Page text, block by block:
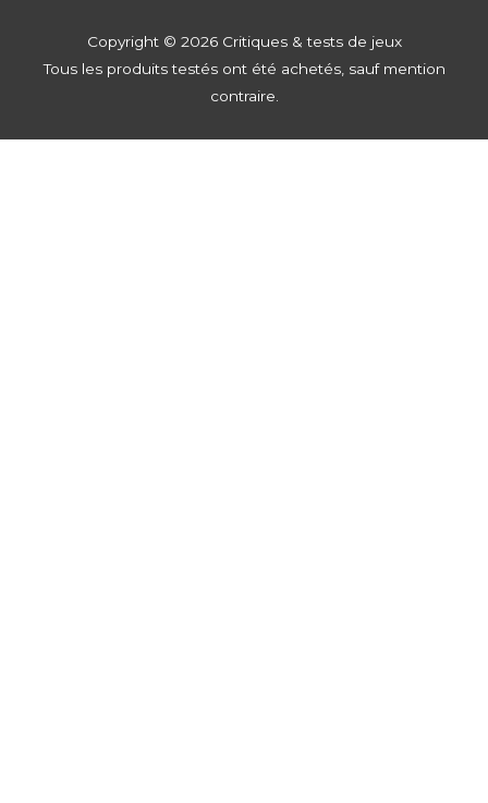
Copyright © 2026 Critiques & tests de jeux
Tous les produits testés ont été achetés, sauf mention
contraire.